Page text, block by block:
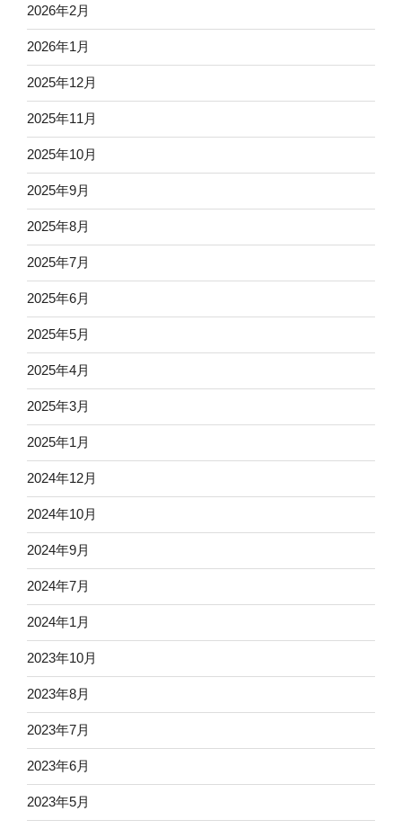
2026年2月
2026年1月
2025年12月
2025年11月
2025年10月
2025年9月
2025年8月
2025年7月
2025年6月
2025年5月
2025年4月
2025年3月
2025年1月
2024年12月
2024年10月
2024年9月
2024年7月
2024年1月
2023年10月
2023年8月
2023年7月
2023年6月
2023年5月